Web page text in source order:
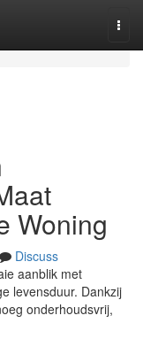
Woning
Discuss
aanblik met
levensduur. Dankzij
onderhoudsvrij,